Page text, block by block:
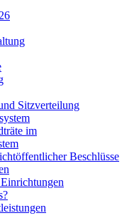
Sitzverteilung
im
Beschlüsse